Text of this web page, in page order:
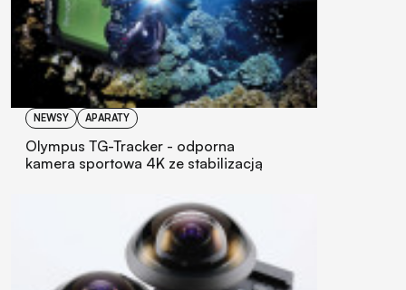
NEWSY APARATY
Olympus TG-Tracker - odporna
kamera sportowa 4K ze stabilizacją